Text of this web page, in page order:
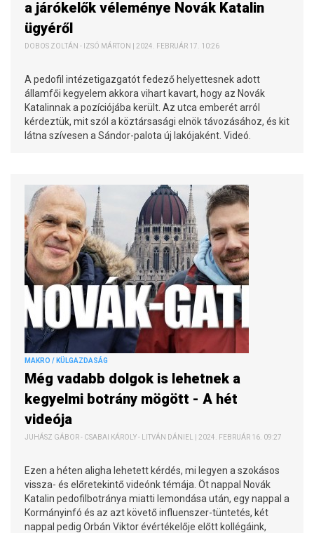
a járókelők véleménye Novák Katalin
ügyéről
DOBOS ZOLTÁN - IZSÓ MÁRTON | 2024. FEBRUÁR 17. 10:26
A pedofil intézetigazgatót fedező helyettesnek adott
államfői kegyelem akkora vihart kavart, hogy az Novák
Katalinnak a pozíciójába került. Az utca emberét arról
kérdeztük, mit szól a köztársasági elnök távozásához, és kit
látna szívesen a Sándor-palota új lakójaként. Videó.
MAKRO / KÜLGAZDASÁG
Még vadabb dolgok is lehetnek a
kegyelmi botrány mögött - A hét
videója
JUHÁSZ GÁBOR - CSABAI KÁROLY - LITVÁN DÁNIEL | 2024. FEBRUÁR 16. 09:27
Ezen a héten aligha lehetett kérdés, mi legyen a szokásos
vissza- és előretekintő videónk témája. Öt nappal Novák
Katalin pedofilbotránya miatti lemondása után, egy nappal a
Kormányinfó és az azt követő influenszer-tüntetés, két
nappal pedig Orbán Viktor évértékelője előtt kollégáink,